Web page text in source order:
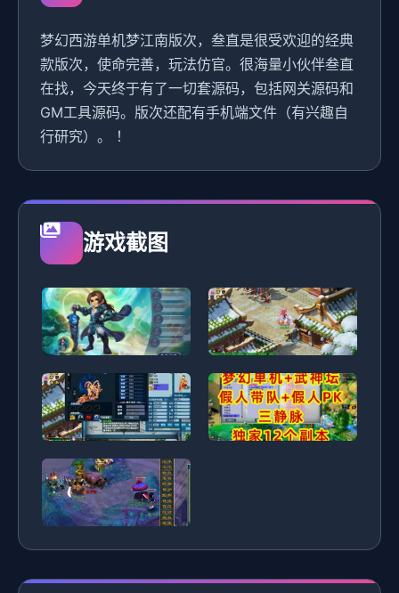
梦幻西游单机梦江南版次，叁直是很受欢迎的经典
款版次，使命完善，玩法仿官。很海量小伙伴叁直
在找，今天终于有了一切套源码，包括网关源码和
GM工具源码。版次还配有手机端文件（有兴趣自
行研究）。 ！
游戏截图